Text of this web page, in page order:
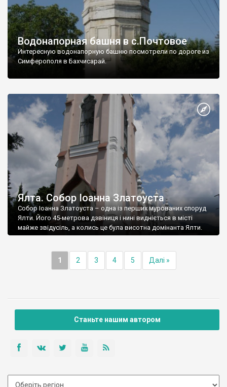
Водонапорная башня в с.Почтовое
Интересную водонапорную башню посмотрели по дороге из
Симферополя в Бахчисарай.
Ялта. Собор Іоанна Златоуста
Собор Іоанна Златоуста – одна із перших мурованих споруд
Ялти. Його 45-метрова дзвіниця і нині видніється в місті
майже звідусіль, а колись це була висотна домінанта Ялти.
1 2 3 4 5 Далі »
Станьте нашим автором